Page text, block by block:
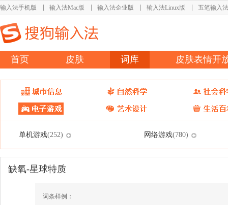
输入法手机版 输入法Mac版 输入法企业版 输入法Linux版 五笔输入法
首页 皮肤 词库 皮肤表情开
单机游戏(252) 网络游戏(780)
缺氧-星球特质
词条样例：